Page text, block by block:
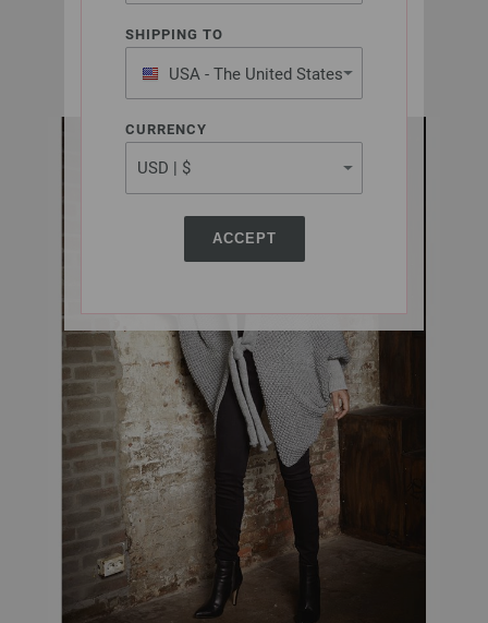
SHIPPING TO
USA - The United States
of America
CURRENCY
ACCEPT
FILATI CLASSICI No. 6 | Modèle 62/Filati Tricot 7